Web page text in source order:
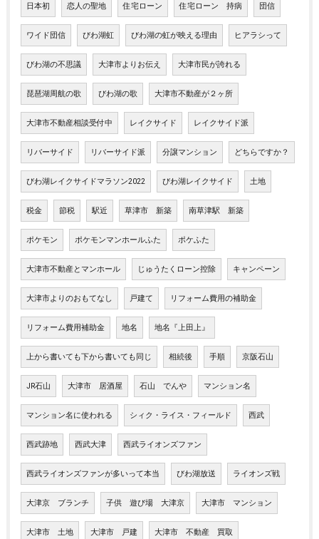
日本初 恋人の聖地 住宅ローン 住宅ローン 持病 団信
ワイド団信 びわ湖虹 びわ湖の虹が映える理由 ヒアラシって
びわ湖の不思議 大津市よりお伝え 大津市民が誇れる
琵琶湖周航の歌 びわ湖の歌 大津市不動産が２ヶ所
大津市不動産相談受付中 レイクサイド レイクサイド派
リバーサイド リバーサイド派 分譲マンション どちらですか？
びわ湖レイクサイドマラソン2022 びわ湖レイクサイド 土地
税金 節税 駅近 草津市 新築 南草津駅 新築
ポケモン ポケモンマンホールふた ポケふた
大津市不動産とマンホール じゅうたくローン控除 キャンペーン
大津市よりのおもてなし 戸建て リフォーム費用の補助金
リフォーム費用補助金 地名 地名『上田上』
上から書いても下から書いても同じ 相続後 手順 京阪石山
JR石山 大津市 居酒屋 石山 でんや マンション名
マンション名に使われる シィク・ライス・フィールド 西武
西武跡地 西武大津 西武ライオンズファン
西武ライオンズファンが多いって本当 びわ湖放送 ライオンズ戦
大津京 ブランチ 子供 遊び場 大津京 大津市 マンション
大津市 土地 大津市 戸建 大津市 不動産 買取